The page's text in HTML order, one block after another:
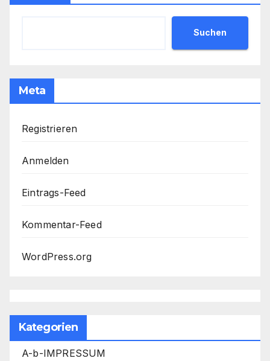
Suchen
Meta
Registrieren
Anmelden
Eintrags-Feed
Kommentar-Feed
WordPress.org
Kategorien
A-b-IMPRESSUM